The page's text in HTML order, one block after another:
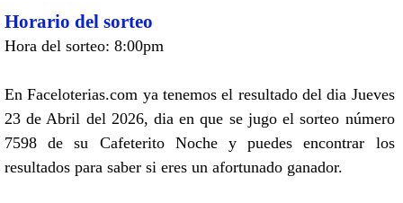
Horario del sorteo
Hora del sorteo: 8:00pm
En Faceloterias.com ya tenemos el resultado del dia Jueves
23 de Abril del 2026, dia en que se jugo el sorteo número
7598 de su Cafeterito Noche y puedes encontrar los
resultados para saber si eres un afortunado ganador.